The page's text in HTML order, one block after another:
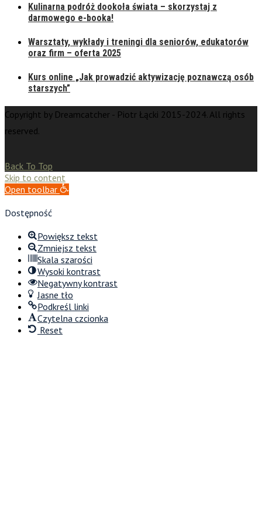
Kulinarna podróż dookoła świata – skorzystaj z
darmowego e-booka!
Warsztaty, wykłady i treningi dla seniorów, edukatorów
oraz firm – oferta 2025
Kurs online „Jak prowadzić aktywizację poznawczą osób
starszych”
Copyright by Dreamcatcher - Piotr Łącki 2015-2024. All rights
reserved.
Back To Top
Skip to content
Open toolbar
Dostępność
Powiększ tekst
Zmniejsz tekst
Skala szarości
Wysoki kontrast
Negatywny kontrast
Jasne tło
Podkreśl linki
Czytelna czcionka
Reset